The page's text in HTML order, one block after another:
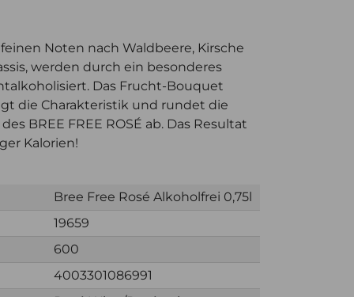
Noten nach Waldbeere, Kirsche
werden durch ein besonderes
Das Frucht-Bouquet
die Charakteristik und rundet die
BREE FREE ROSÉ ab. Das Resultat
Kalorien!
Bree Free Rosé Alkoholfrei 0,75l
19659
600
4003301086991